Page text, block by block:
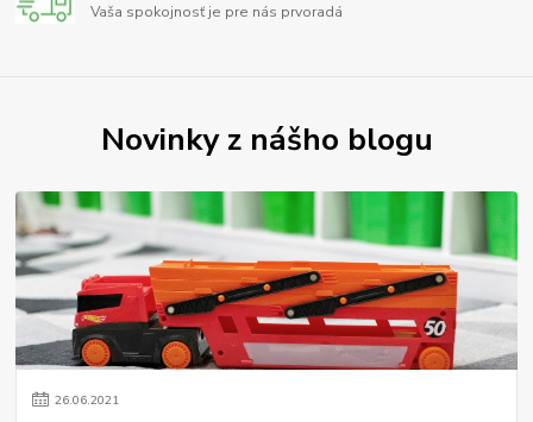
Vaša spokojnosť je pre nás prvoradá
Novinky z nášho blogu
26.06.2021